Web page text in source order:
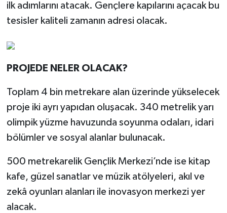
ilk adımlarını atacak. Gençlere kapılarını açacak bu
tesisler kaliteli zamanın adresi olacak.
PROJEDE NELER OLACAK?
Toplam 4 bin metrekare alan üzerinde yükselecek
proje iki ayrı yapıdan oluşacak. 340 metrelik yarı
olimpik yüzme havuzunda soyunma odaları, idari
bölümler ve sosyal alanlar bulunacak.
500 metrekarelik Gençlik Merkezi’nde ise kitap
kafe, güzel sanatlar ve müzik atölyeleri, akıl ve
zekâ oyunları alanları ile inovasyon merkezi yer
alacak.